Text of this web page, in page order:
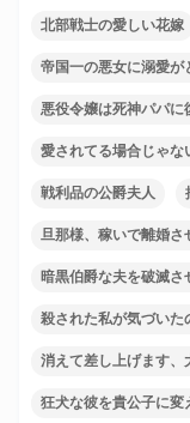
北部戦士の愛しい花嫁
帝国一の悪女に溺愛が
悪役令嬢は死神パパに
愛されてる場合じゃな
戦利品の公爵夫人
旦那様、稼いで離婚さ
暗黒伯爵な夫を破滅さ
殺された私が気づいた
消えて差し上げます、
狂犬な彼を貴公子に変